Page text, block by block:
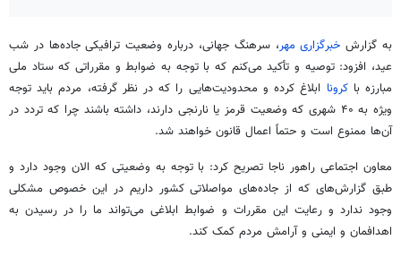
به گزارش خبرگزاری مهر، سرهنگ جهانی، درباره وضعیت ترافیکی جاده‌ها در شب
عید، افزود: توصیه و تأکید می‌کنم که با توجه به ضوابط و مقرراتی که ستاد ملی
مبارزه باکرونا ابلاغ کرده و محدودیت‌هایی را که در نظر گرفته، مردم باید توجه
ویژه به ۴۰ شهری که وضعیت قرمز یا نارنجی دارند، داشته باشند چرا که تردد در
آن‌ها ممنوع است و حتماً اعمال قانون خواهند شد.
معاون اجتماعی راهور ناجا تصریح کرد: با توجه به وضعیتی که الان وجود دارد و
طبق گزارش‌های که از جاده‌های مواصلاتی کشور داریم در این خصوص مشکلی
وجود ندارد و رعایت این مقررات و ضوابط ابلاغی می‌تواند ما را در رسیدن به
اهدافمان و ایمنی و آرامش مردم کمک کند.